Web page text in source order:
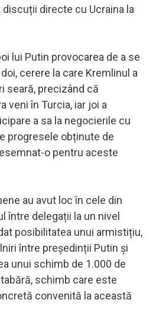
directe cu Ucraina la
lui Putin provocarea de a se
cerere la care Kremlinul a
seară, precizând că
veni în Turcia, iar joi a
a sa la negocierile cu
progresele obținute de
o pentru aceste
au avut loc în cele din
între delegații la un nivel
posibilitatea unui armistițiu,
între președinții Putin și
unui schimb de 1.000 de
schimb care este
convenită la această